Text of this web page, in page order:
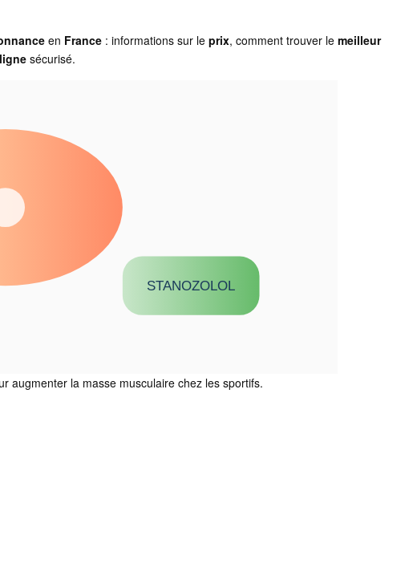
en France : informations sur leprix, comment trouver lemeilleur
sécurisé.
STANOZOLOL
augmenter la masse musculaire chez les sportifs.